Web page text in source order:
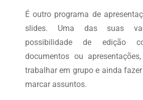
É outro programa de
slides. Uma das suas
possibilidade de edição
documentos ou
trabalhar em grupo e ainda
marcar assuntos.